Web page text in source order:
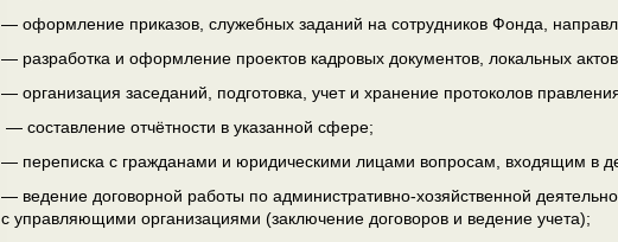
— оформление приказов, служебных заданий на сотрудников Фонда,
— разработка и оформление проектов кадровых документов, локальных
— организация заседаний, подготовка, учет и хранение протоколов
— составление отчётности в указанной сфере;
— переписка с гражданами и юридическими лицами вопросам, входящим в
— ведение договорной работы по административно-хозяйственной
с управляющими организациями (заключение договоров и ведение учета);